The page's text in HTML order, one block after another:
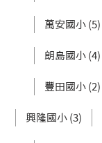
萬安國小 (5)
朗島國小 (4)
豐田國小 (2)
興隆國小 (3)